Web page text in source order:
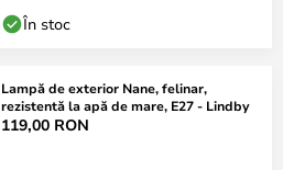
În stoc
Lampă de exterior Nane, felinar,
rezistentă la apă de mare, E27 - Lindby
119,00 RON